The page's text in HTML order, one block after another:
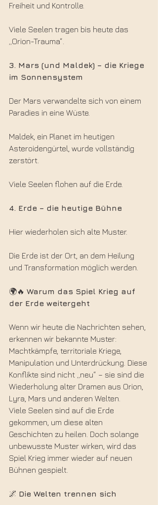
Freiheit und Kontrolle.
Viele Seelen tragen bis heute das
„Orion-Trauma“.
3. Mars (und Maldek) – die Kriege
im Sonnensystem
Der Mars verwandelte sich von einem
Paradies in eine Wüste.
Maldek, ein Planet im heutigen
Asteroidengürtel, wurde vollständig
zerstört.
Viele Seelen flohen auf die Erde.
4. Erde – die heutige Bühne
Hier wiederholen sich alte Muster.
Die Erde ist der Ort, an dem Heilung
und Transformation möglich werden.
🌍🔥 Warum das Spiel Krieg auf
der Erde weitergeht
Wenn wir heute die Nachrichten sehen,
erkennen wir bekannte Muster:
Machtkämpfe, territoriale Kriege,
Manipulation und Unterdrückung. Diese
Konflikte sind nicht „neu“ – sie sind die
Wiederholung alter Dramen aus Orion,
Lyra, Mars und anderen Welten.
Viele Seelen sind auf die Erde
gekommen, um diese alten
Geschichten zu heilen. Doch solange
unbewusste Muster wirken, wird das
Spiel Krieg immer wieder auf neuen
Bühnen gespielt.
🌌 Die Welten trennen sich